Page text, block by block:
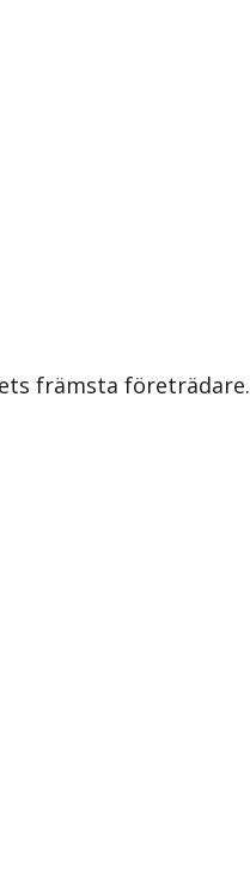
främsta företrädare.